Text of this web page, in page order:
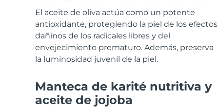
El aceite de oliva actúa como un potente
antioxidante, protegiendo la piel de los efectos
dañinos de los radicales libres y del
envejecimiento prematuro. Además, preserva
la luminosidad juvenil de la piel.
Manteca de karité nutritiva y
aceite de jojoba
Cuidado de la piel KIWI™
Advanced pore care essentials
Serum
For healthy hair
issa™ Teeth Whitening Gel
18% PAP
Cosméticos
Hombres
Comprar todo